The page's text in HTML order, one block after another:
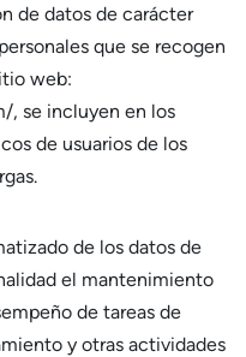
de datos de carácter
que se recogen
web:
se incluyen en los
de usuarios de los
de los datos de
el mantenimiento
de tareas de
y otras actividades